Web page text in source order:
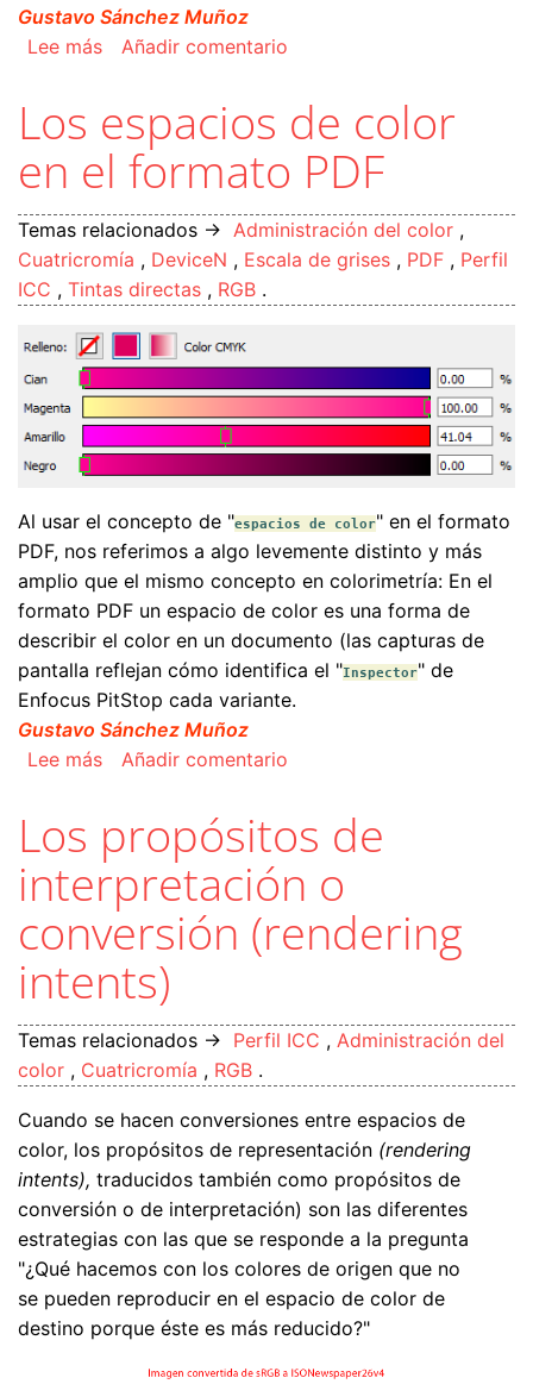
Gustavo Sánchez Muñoz
Lee mássobre El espacio de trabajo RGB en Adobe
Añadir comentario
Los espacios de color
en el formato PDF
Temas relacionados → Administración del color ,
Cuatricromía , DeviceN , Escala de grises , PDF , Perfil
ICC , Tintas directas , RGB .
Al usar el concepto de "espacios de color" en el formato
PDF, nos referimos a algo levemente distinto y más
amplio que el mismo concepto en colorimetría: En el
formato PDF un espacio de color es una forma de
describir el color en un documento (las capturas de
pantalla reflejan cómo identifica el "Inspector" de
Enfocus PitStop cada variante.
Gustavo Sánchez Muñoz
Lee mássobre Los espacios de color en el formato PDF
Añadir comentario
Los propósitos de
interpretación o
conversión (rendering
intents)
Temas relacionados → Perfil ICC , Administración del
color , Cuatricromía , RGB .
Cuando se hacen conversiones entre espacios de
color, los propósitos de representación (rendering
intents), traducidos también como propósitos de
conversión o de interpretación) son las diferentes
estrategias con las que se responde a la pregunta
"¿Qué hacemos con los colores de origen que no
se pueden reproducir en el espacio de color de
destino porque éste es más reducido?"